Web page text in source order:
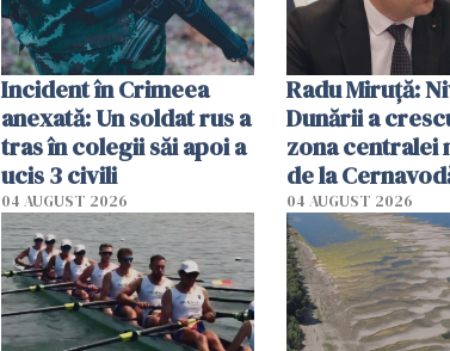
Incident în Crimeea
anexată: Un soldat rus a
tras în colegii săi apoi a
ucis 3 civili
04 AUGUST 2026
Radu Miruţă:
Dunării a
zona centralei
de la
cm faţă de
04 AUGUST 2026